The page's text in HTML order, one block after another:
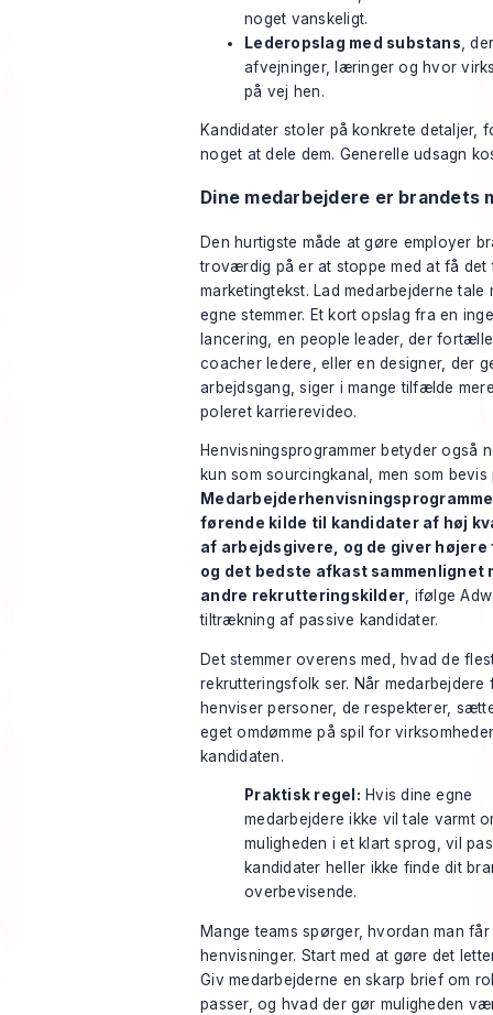
noget vanskeligt.
Lederopslag med substans ,
afvejninger, læringer og hvor
på vej hen.
Kandidater stoler på konkrete detaljer,
noget at dele dem. Generelle udsagn
Dine medarbejdere er brandets
Den hurtigste måde at gøre employer
troværdig på er at stoppe med at få det
marketingtekst. Lad medarbejderne tale
egne stemmer. Et kort opslag fra en
lancering, en people leader, der
coacher ledere, eller en designer, der
arbejdsgang, siger i mange tilfælde
poleret karrierevideo.
Henvisningsprogrammer betyder også
kun som sourcingkanal, men som bevis
førende kilde til kandidater af høj
af arbejdsgivere, og de giver
og det bedste afkast sammenlignet
andre rekrutteringskilder, ifølge
tiltrækning af passive kandidater.
Det stemmer overens med, hvad de
rekrutteringsfolk ser. Når medarbejdere
henviser personer, de respekterer,
eget omdømme på spil for
kandidaten.
Praktisk regel: Hvis dine egne
medarbejdere ikke vil tale varmt
muligheden i et klart sprog, vil
kandidater heller ikke finde dit
overbevisende.
Mange teams spørger, hvordan man
henvisninger. Start med at gøre det
Giv medarbejderne en skarp brief om
passer, og hvad der gør muligheden